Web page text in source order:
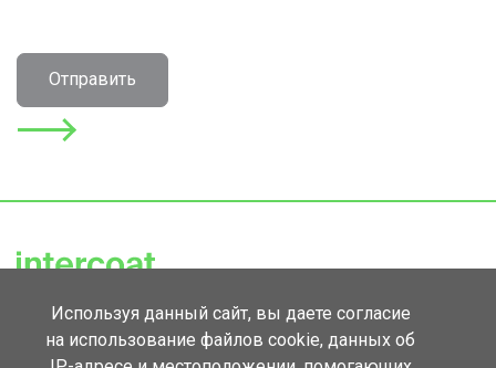
Отправить
143420, Московская обл., Красногорск,
д. Михалково, корп. 1Б.
+7 930 035-46-77
Используя данный сайт, вы даете согласие
на использование файлов cookie, данных об